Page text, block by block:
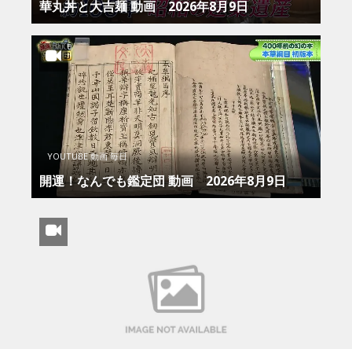
華丸丼と大吉麺 動画 2026年8月9日
YOUTUBE 動画 毎日
開運！なんでも鑑定団 動画 2026年8月9日